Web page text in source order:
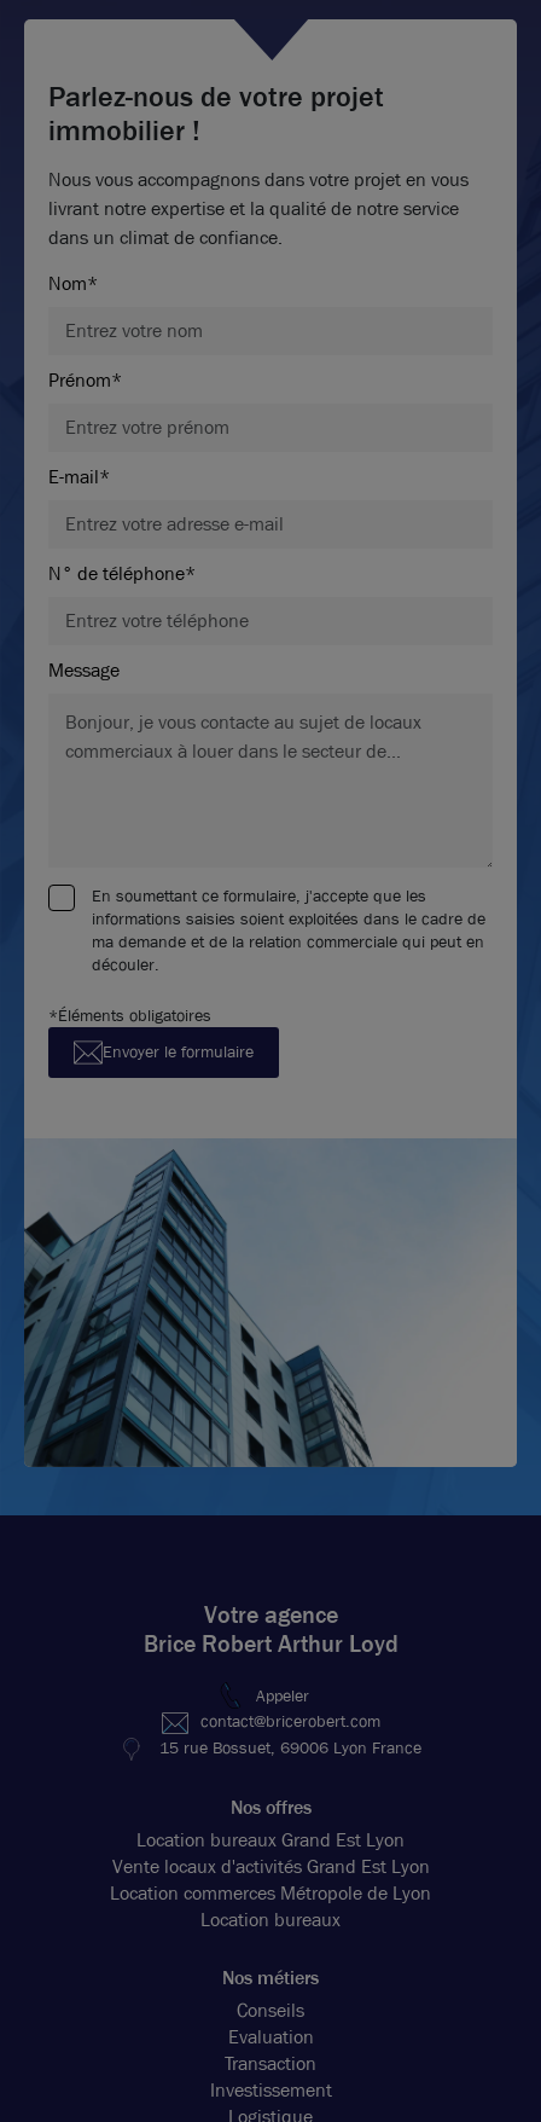
Parlez-nous de votre projet
immobilier !
Nous vous accompagnons dans votre projet en vous
livrant notre expertise et la qualité de notre service
dans un climat de confiance.
Nom*
Prénom*
E-mail*
N° de téléphone*
Message
En soumettant ce formulaire, j'accepte que les
informations saisies soient exploitées dans le cadre de
ma demande et de la relation commerciale qui peut en
découler.
*Éléments obligatoires
Envoyer le formulaire
Votre agence
Brice Robert Arthur Loyd
Appeler
contact@bricerobert.com
15 rue Bossuet, 69006 Lyon France
Nos offres
Location bureaux Grand Est Lyon
Vente locaux d'activités Grand Est Lyon
Location commerces Métropole de Lyon
Location bureaux
Nos métiers
Conseils
Evaluation
Transaction
Investissement
Logistique